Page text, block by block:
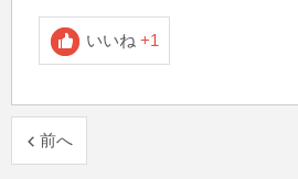
いいね +1
前へ